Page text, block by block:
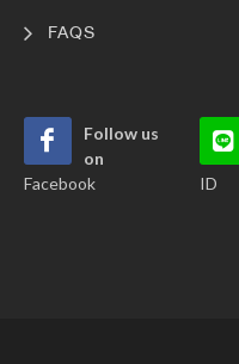
FAQS
Follow us
on
Facebook
ID